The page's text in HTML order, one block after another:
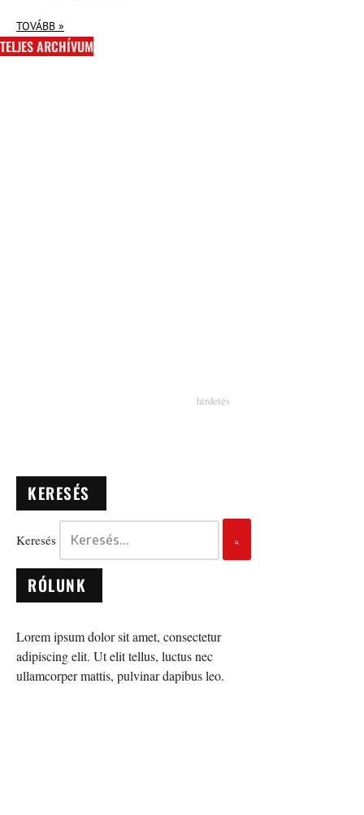
TOVÁBB »
TELJES ARCHÍVUM
KERESÉS
Keresés
RÓLUNK
Lorem ipsum dolor sit amet, consectetur
adipiscing elit. Ut elit tellus, luctus nec
ullamcorper mattis, pulvinar dapibus leo.